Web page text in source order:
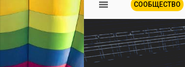
СООБЩЕСТВО